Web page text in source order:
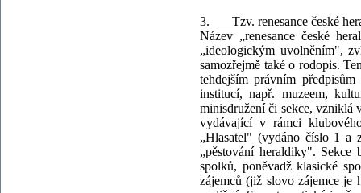
3. Tzv. renesance české
Název „renesance české
„ideologickým uvolněním",
samozřejmě také o rodopis.
tehdejším právním
institucí, např. muzeem,
minisdružení či sekce, vzniklá
vydávající v rámci
„Hlasatel" (vydáno číslo 1 a
„pěstování heraldiky".
spolků, poněvadž klasické
zájemců (již slovo zájemce je